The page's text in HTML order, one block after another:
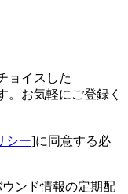
ョイスした
。お気軽にご登録く
シー]に同意する必
ンド情報の定期配